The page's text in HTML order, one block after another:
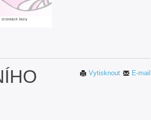
E-mail
Vytisknout